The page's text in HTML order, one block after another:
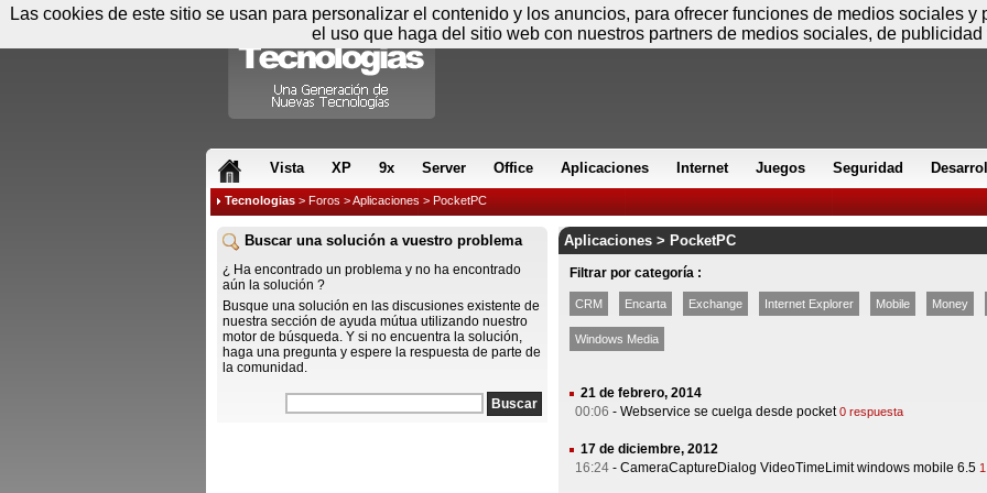
Vista XP 9x Server Office Aplicaciones Internet Juegos Seguridad
Tecnologias > Foros >Aplicaciones > PocketPC
Buscar una solución a vuestro problema
¿ Ha encontrado un problema y no ha encontrado
aún la solución ?
Busque una solución en las discusiones existente de
nuestra sección de ayuda mútua utilizando nuestro
motor de búsqueda. Y si no encuentra la solución,
haga una pregunta y espere la respuesta de parte de
la comunidad.
Aplicaciones > PocketPC
Filtrar por categoría :
CRM Encarta Exchange Internet Explorer Mobile Money
Windows Media
21 de febrero, 2014
00:06 - Webservice se cuelga desde pocket 0 respuesta
17 de diciembre, 2012
16:24 - CameraCaptureDialog VideoTimeLimit windows mobile 6.5
Las cookies de este sitio se usan para personalizar el contenido y los anuncios, para ofrecer funciones de medios sociales
el uso que haga del sitio web con nuestros partners de medios sociales, de